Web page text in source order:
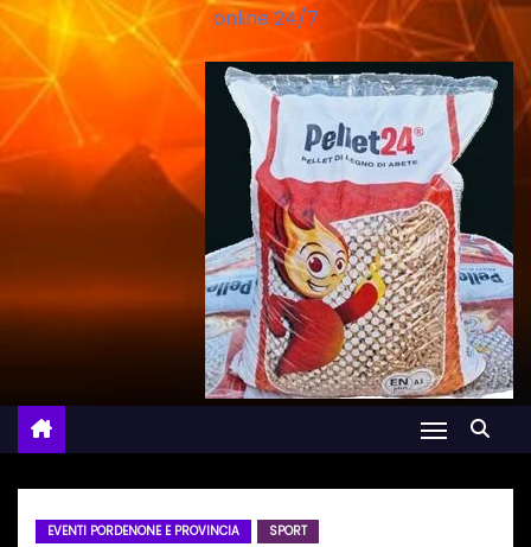
online 24/7
EVENTI PORDENONE E PROVINCIA SPORT